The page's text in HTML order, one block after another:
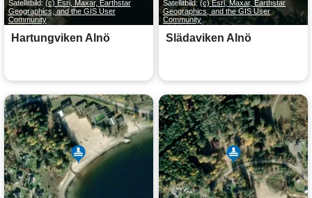
Satellitbild: (c) Esri, Maxar, Earthstar
Geographics, and the GIS User
Community
Hartungviken Alnö
Satellitbild:(c) Esri, Maxar, Earthstar
Geographics, and the GIS User
Community
Slädaviken Alnö